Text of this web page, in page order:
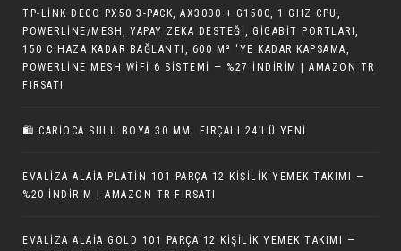
TP-LINK DECO PX50 3-PACK, AX3000 + G1500, 1 GHZ CPU,
POWERLINE/MESH, YAPAY ZEKA DESTEĞI, GIGABIT PORTLARI,
150 CIHAZA KADAR BAĞLANTI, 600 M² ‘YE KADAR KAPSAMA,
POWERLINE MESH WIFI 6 SISTEMI — %27 İNDIRIM | AMAZON TR
FIRSATI
🛍️ CARIOCA SULU BOYA 30 MM. FIRÇALI 24’LÜ YENI
EVALIZA ALAIA PLATIN 101 PARÇA 12 KIŞILIK YEMEK TAKIMI —
%20 İNDIRIM | AMAZON TR FIRSATI
EVALIZA ALAIA GOLD 101 PARÇA 12 KIŞILIK YEMEK TAKIMI —